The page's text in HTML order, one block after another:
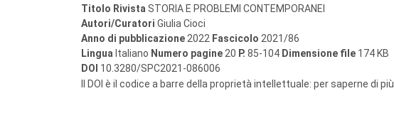
Titolo Rivista STORIA E PROBLEMI CONTEMPORANEI
Autori/Curatori Giulia Cioci
Anno di pubblicazione 2022 Fascicolo 2021/86
Lingua Italiano Numero pagine 20 P. 85-104 Dimensione file 174 KB
DOI 10.3280/SPC2021-086006
Il DOI è il codice a barre della proprietà intellettuale: per saperne di più